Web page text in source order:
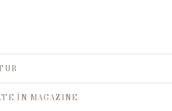
ÎN MAGAZINE